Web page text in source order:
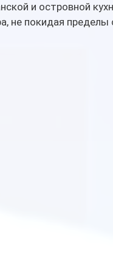
и островной
не покидая пределы